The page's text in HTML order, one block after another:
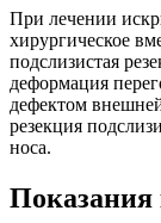
При лечении
хирургическое
подслизистая
деформация
дефектом
резекция
носа.
Показания